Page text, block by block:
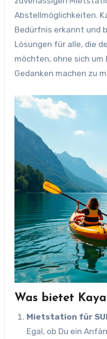
Abstellmöglichkeiten.
Bedürfnis erkannt und
Lösungen für alle, die
möchten, ohne sich
Gedanken machen zu
Was bietet
Mietstation für
Egal, ob Du ein